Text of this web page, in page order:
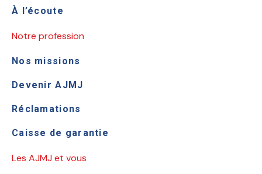
À l’écoute
Notre profession
Nos missions
Devenir AJMJ
Réclamations
Caisse de garantie
Les AJMJ et vous